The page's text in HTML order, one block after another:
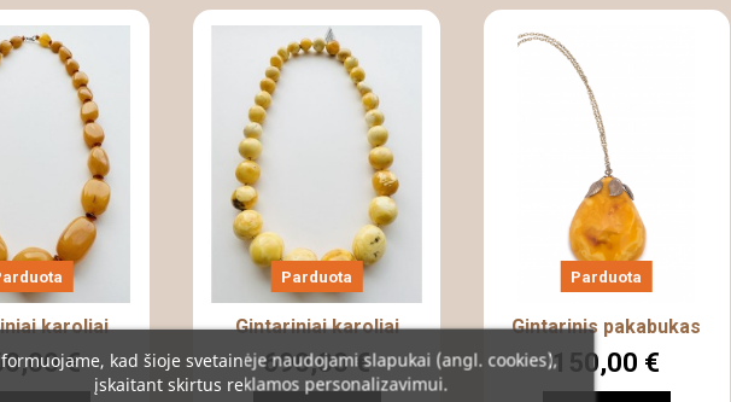
karoliai
€
Parduota
Gintariniai karoliai
690,00 €
Parduota
Gintarinis pakabukas
150,00 €
kad šioje svetainėje naudojami slapukai (angl. cookies),
įskaitant skirtus reklamos personalizavimui.